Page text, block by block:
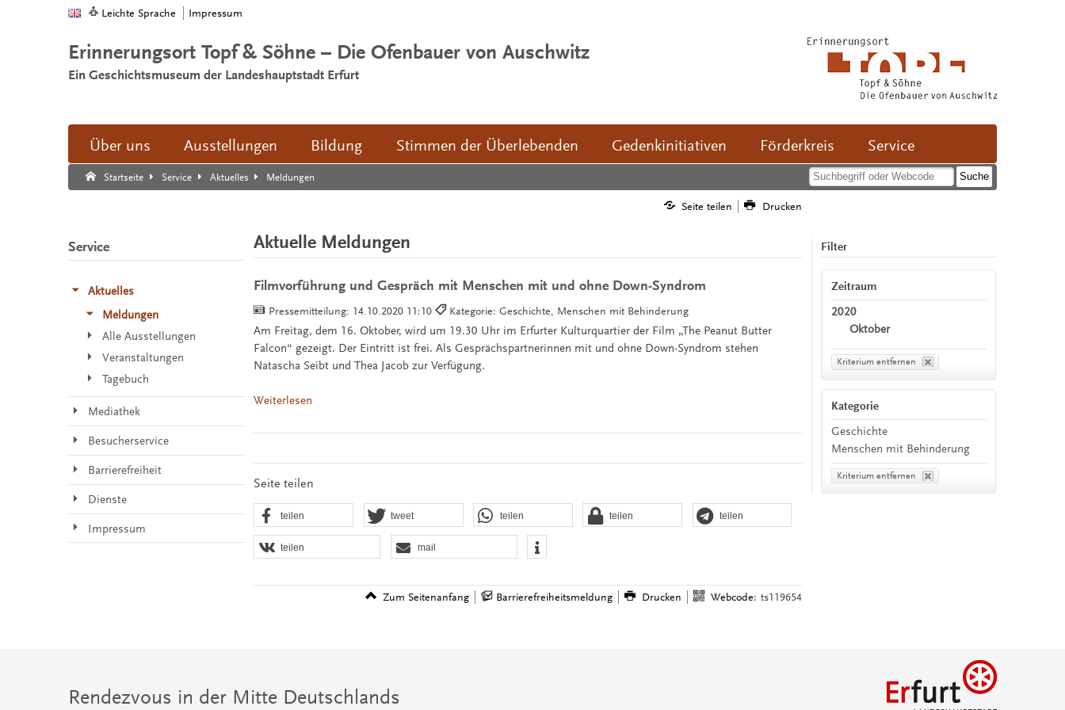
Leichte Sprache Impressum
Erinnerungsort Topf & Söhne – Die Ofenbauer von Auschwitz
Ein Geschichtsmuseum der Landeshauptstadt Erfurt
Über uns Ausstellungen Bildung Stimmen der Überlebenden Gedenkinitiativen Förderkreis Service
Startseite Service Aktuelles Meldungen
Suche:
Suche Ende.
Seite teilen Drucken
Aktuelle Meldungen
Filmvorführung und Gespräch mit Menschen mit und ohne Down-Syndrom
Pressemitteilung: 14.10.2020 11:10 Kategorie: Geschichte, Menschen mit Behinderung
Am Freitag, dem 16. Oktober, wird um 19.30 Uhr im Erfurter Kulturquartier der Film „The Peanut Butter
Falcon“ gezeigt. Der Eintritt ist frei. Als Gesprächspartnerinnen mit und ohne Down-Syndrom stehen
Natascha Seibt und Thea Jacob zur Verfügung.
Weiterlesen
Seite teilen
teilen tweet teilen teilen teilen
teilen mail
Zum Seitenanfang Barrierefreiheitsmeldung Drucken Webcode: ts119654
Filter
Zeitraum
2020
Oktober
Kriterium entfernen
Kategorie
Geschichte
Menschen mit Behinderung
Kriterium entfernen
Service
Aktuelles
Meldungen
Alle Ausstellungen
Veranstaltungen
Tagebuch
Mediathek
Besucherservice
Barrierefreiheit
Dienste
Impressum
Rendezvous in der Mitte Deutschlands